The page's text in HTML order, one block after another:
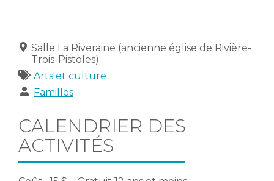
LieuSalle La Riveraine (ancienne église de Rivière-
Trois-Pistoles)
Catégories
Arts et culture
Publics
Familles
CALENDRIER DES
ACTIVITÉS